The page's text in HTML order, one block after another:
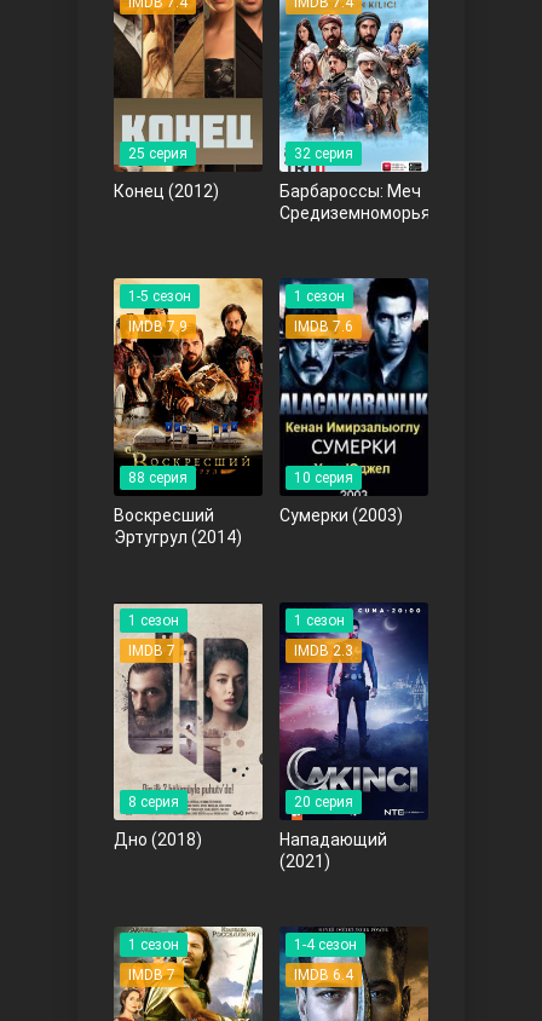
Три сестры
Ветреный холм
Ты назови
25 серия
Конец (2012)
32 серия
Барбароссы: Меч
Средиземноморья
1-5 сезон
IMDB 7.9
88 серия
Воскресший
Эртугрул (2014)
1 сезон
IMDB 7.6
10 серия
Сумерки (2003)
1 сезон
IMDB 7
8 серия
Дно (2018)
1 сезон
IMDB 2.3
20 серия
Нападающий
(2021)
1 сезон
IMDB 7
1-4 сезон
IMDB 6.4